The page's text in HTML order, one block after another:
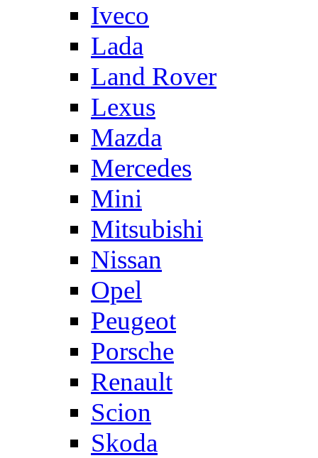
Iveco
Lada
Land Rover
Lexus
Mazda
Mercedes
Mini
Mitsubishi
Nissan
Opel
Peugeot
Porsche
Renault
Scion
Skoda